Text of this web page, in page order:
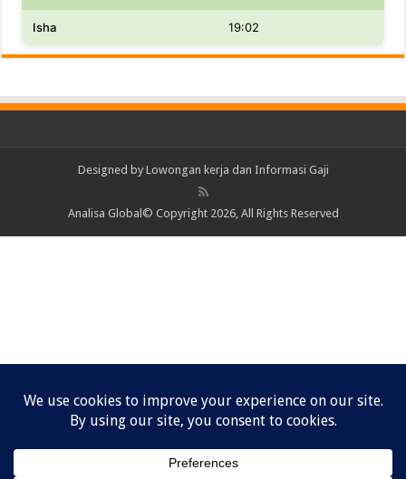
Isha 19:02
Designed by Lowongan kerja dan Informasi Gaji
Analisa Global© Copyright 2026, All Rights Reserved